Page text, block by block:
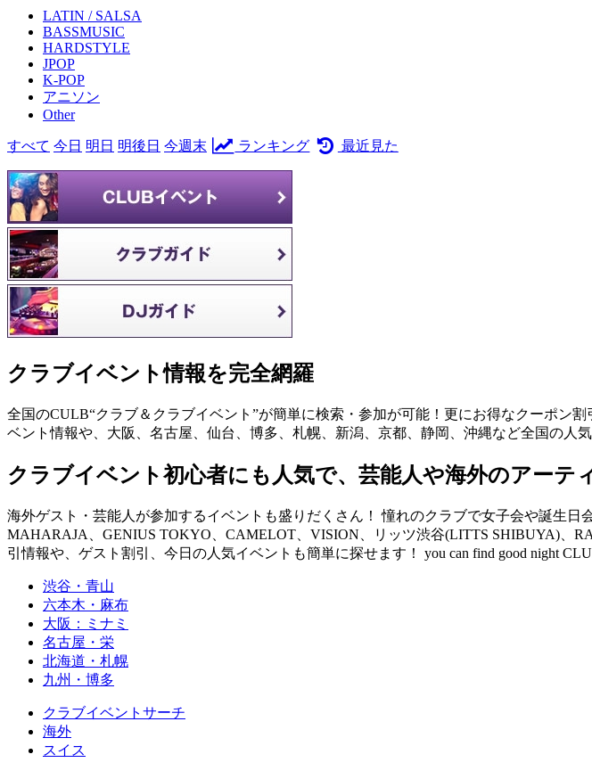
LATIN / SALSA
BASSMUSIC
HARDSTYLE
JPOP
K-POP
アニソン
Other
すべて 今日 明日 明後日 今週末 ランキング 最近見た
クラブイベント情報を完全網羅
全国のCULB“クラブ＆クラブイベント”が簡単に検索・参加が可能！更にお得なクーポン
ベント情報や、大阪、名古屋、仙台、博多、札幌、新潟、京都、静岡、沖縄など全国の人
クラブイベント初心者にも人気で、芸能人や海外のアーテ
海外ゲスト・芸能人が参加するイベントも盛りだくさん！ 憧れのクラブで女子会や誕生
MAHARAJA、GENIUS TOKYO、CAMELOT、VISION、リッツ渋谷(LITTS SHIBUYA)、
引情報や、ゲスト割引、今日の人気イベントも簡単に探せます！ you can find good night
渋谷・青山
六本木・麻布
大阪：ミナミ
名古屋・栄
北海道・札幌
九州・博多
クラブイベントサーチ
海外
スイス